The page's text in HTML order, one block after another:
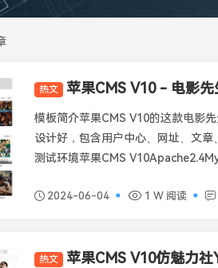
苹果CMS模板
热文
模板简介苹果CMS V10的这款电影
设计好，包含用户中心、网址、文章
测试环境苹果CMS
2024-06-04 1 W 阅读
苹果CMS模板
热文